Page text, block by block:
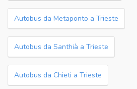
Autobus da Metaponto a Trieste
Autobus da Santhià a Trieste
Autobus da Chieti a Trieste